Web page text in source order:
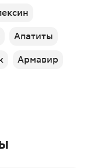
Апатиты
Армавир